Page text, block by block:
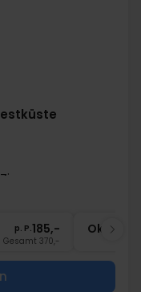
p. P.185,-
Gesamt 370,-
Okt